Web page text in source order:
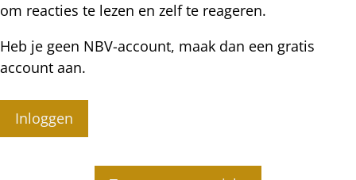
om reacties te lezen en zelf te reageren.
Heb je geen NBV-account, maak dan een gratis
account aan.
Inloggen